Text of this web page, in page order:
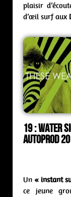
plaisir
d’œil surf aux
19 : Water
Autoprod
Un « instant
ce jeune